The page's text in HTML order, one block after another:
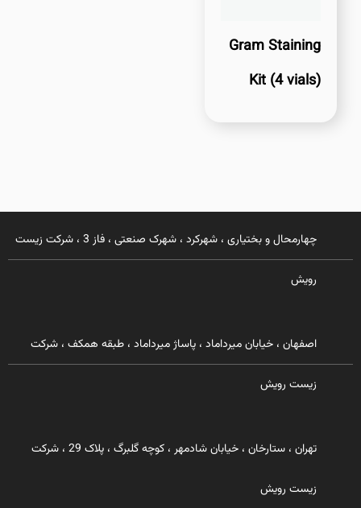
Gram Staining
Kit (4 vials)
چهارمحال و بختیاری ، شهرکرد ، شهرک صنعتی ، فاز 3 ، شرکت زیست
رویش
اصفهان ، خیابان میرداماد ، پاساژ میرداماد ، طبقه همکف ، شرکت
زیست رویش
تهران ، ستارخان ، خیابان شادمهر ، کوچه گلبرگ ، پلاک 29 ، شرکت
زیست رویش